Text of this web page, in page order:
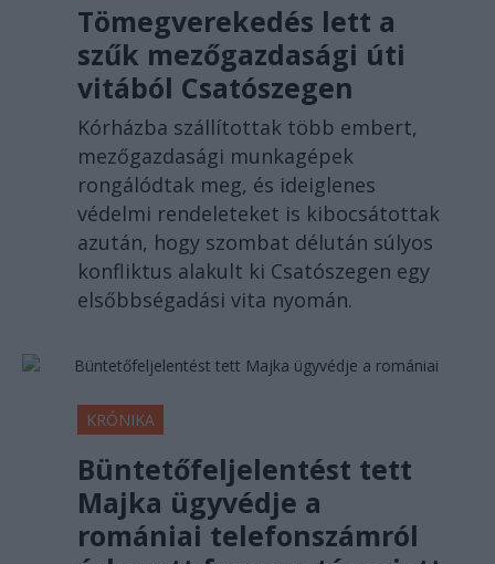
Tömegverekedés lett a
szűk mezőgazdasági úti
vitából Csatószegen
Kórházba szállítottak több embert,
mezőgazdasági munkagépek
rongálódtak meg, és ideiglenes
védelmi rendeleteket is kibocsátottak
azután, hogy szombat délután súlyos
konfliktus alakult ki Csatószegen egy
elsőbbségadási vita nyomán.
KRÓNIKA
Büntetőfeljelentést tett
Majka ügyvédje a
romániai telefonszámról